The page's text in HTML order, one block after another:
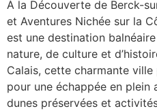
À la Découverte de Berck-
et Aventures Nichée sur la
est une destination
nature, de culture et
Calais, cette charmante
pour une échappée en plein
dunes préservées et